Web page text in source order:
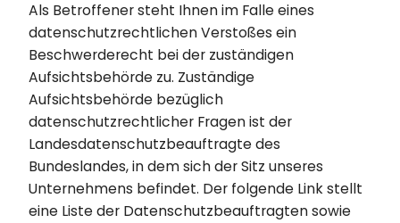
Als Betroffener steht Ihnen im Falle eines
datenschutzrechtlichen Verstoßes ein
Beschwerderecht bei der zuständigen
Aufsichtsbehörde zu. Zuständige
Aufsichtsbehörde bezüglich
datenschutzrechtlicher Fragen ist der
Landesdatenschutzbeauftragte des
Bundeslandes, in dem sich der Sitz unseres
Unternehmens befindet. Der folgende Link stellt
eine Liste der Datenschutzbeauftragten sowie